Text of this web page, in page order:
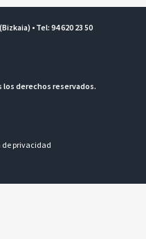
• Tel: 94 620 23 50
los derechos reservados.
de privacidad